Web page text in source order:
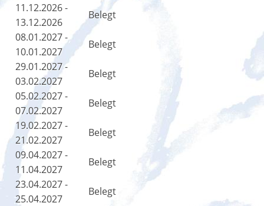
11.12.2026 -
13.12.2026
Belegt
08.01.2027 -
10.01.2027
Belegt
29.01.2027 -
03.02.2027
Belegt
05.02.2027 -
07.02.2027
Belegt
19.02.2027 -
21.02.2027
Belegt
09.04.2027 -
11.04.2027
Belegt
23.04.2027 -
25.04.2027
Belegt